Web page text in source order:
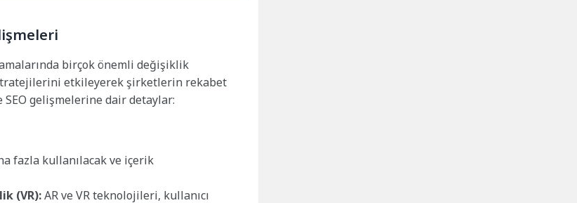
birçok önemli değişiklik
etkileyerek şirketlerin rekabet
gelişmelerine dair detaylar:
fazla kullanılacak ve içerik
(VR):AR ve VR teknolojileri, kullanıcı